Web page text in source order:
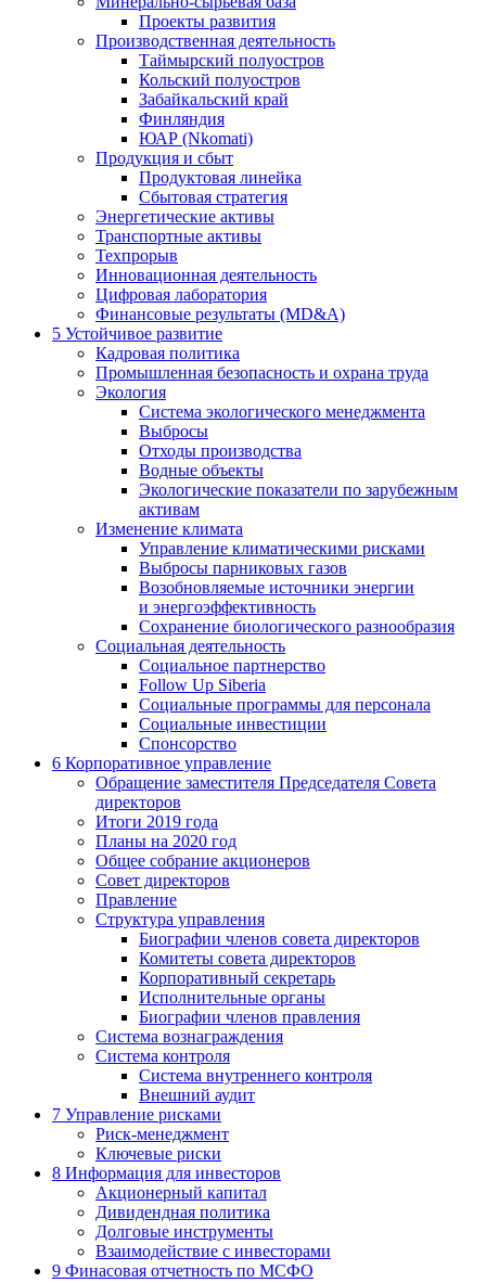
Проекты развития
Производственная деятельность
Таймырский полуостров
Кольский полуостров
Забайкальский край
Финляндия
ЮАР (Nkomati)
Продукция и сбыт
Продуктовая линейка
Сбытовая стратегия
Энергетические активы
Транспортные активы
Техпрорыв
Инновационная деятельность
Цифровая лаборатория
Финансовые результаты (MD&A)
5 Устойчивое развитие
Кадровая политика
Промышленная безопасность и охрана труда
Экология
Система экологического менеджмента
Выбросы
Отходы производства
Водные объекты
Экологические показатели по зарубежным
активам
Изменение климата
Управление климатическими рисками
Выбросы парниковых газов
Возобновляемые источники энергии
и энергоэффективность
Сохранение биологического разнообразия
Социальная деятельность
Социальное партнерство
Follow Up Siberia
Социальные программы для персонала
Социальные инвестиции
Спонсорство
6 Корпоративное управление
Обращение заместителя Председателя Совета
директоров
Итоги 2019 года
Планы на 2020 год
Общее собрание акционеров
Совет директоров
Правление
Структура управления
Биографии членов совета директоров
Комитеты совета директоров
Корпоративный секретарь
Исполнительные органы
Биографии членов правления
Система вознаграждения
Система контроля
Система внутреннего контроля
Внешний аудит
7 Управление рисками
Риск-менеджмент
Ключевые риски
8 Информация для инвесторов
Акционерный капитал
Дивидендная политика
Долговые инструменты
Взаимодействие с инвеcторами
9 Финасовая отчетность по МСФО